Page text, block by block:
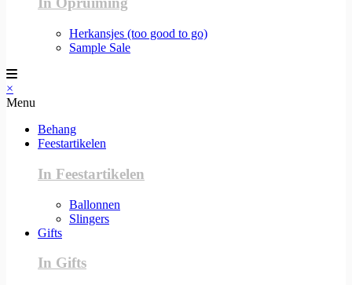
Herkansjes (too good to go)
Sample Sale
×
Menu
Behang
Feestartikelen
In Feestartikelen
Ballonnen
Slingers
Gifts
In Gifts